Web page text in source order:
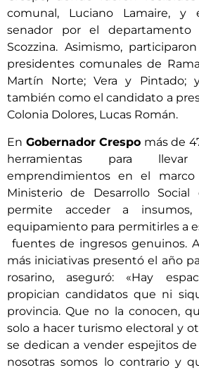
comunal, Luciano Lamaire, y
senador por el departamento
Scozzina. Asimismo,
presidentes comunales de
Martín Norte; Vera y Pintado;
también como el candidato a
Colonia Dolores, Lucas Román.
En Gobernador Crespo más de
herramientas para
emprendimientos en el
Ministerio de Desarrollo
permite acceder a insumos,
equipamiento para permitirles a
fuentes de ingresos genuinos.
más iniciativas presentó el año
rosarino, aseguró: «Hay
propician candidatos que ni
provincia. Que no la conocen,
solo a hacer turismo electoral y
se dedican a vender espejitos
nosotras somos lo contrario y